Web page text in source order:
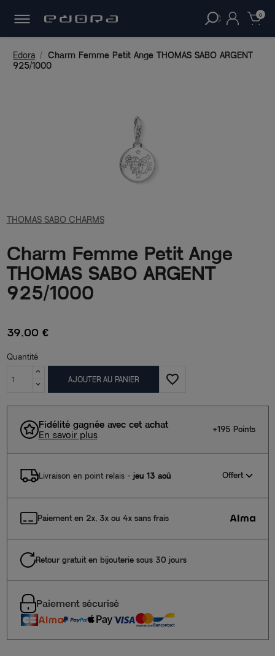
clear 0
Edora
Charm Femme Petit Ange THOMAS SABO ARGENT
925/1000
THOMAS SABO CHARMS
Charm Femme Petit Ange
THOMAS SABO ARGENT
925/1000
39,00 €
Quantité
AJOUTER AU PANIER favorite_border
Fidélité gagnée avec cet achat
En savoir plus
+195 Points
Livraison en point relais- jeu 13 aoû Offert
Paiement en 2x, 3x ou 4x sans frais
Retour gratuit en bijouterie sous 30 jours
Paiement sécurisé